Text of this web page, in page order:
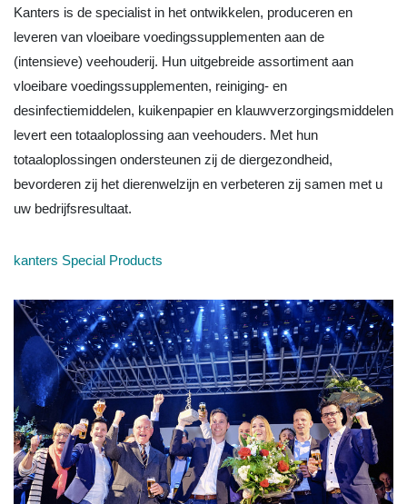
Kanters is de specialist in het ontwikkelen, produceren en
leveren van vloeibare voedingssupplementen aan de
(intensieve) veehouderij. Hun uitgebreide assortiment aan
vloeibare voedingssupplementen, reiniging- en
desinfectiemiddelen, kuikenpapier en klauwverzorgingsmiddelen
levert een totaaloplossing aan veehouders. Met hun
totaaloplossingen ondersteunen zij de diergezondheid,
bevorderen zij het dierenwelzijn en verbeteren zij samen met u
uw bedrijfsresultaat.
kanters Special Products